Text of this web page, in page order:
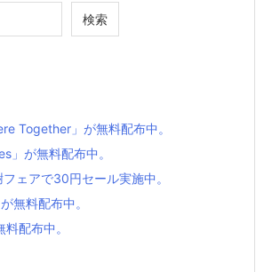
検索
Together」が無料配布中。
」が無料配布中。
ェアで30円セール実施中。
無料配布中。
配布中。